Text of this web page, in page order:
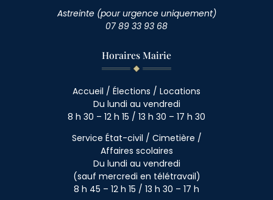
Astreinte (pour urgence uniquement)
07 89 33 93 68
Horaires Mairie
Accueil / Élections / Locations
Du lundi au vendredi
8 h 30 – 12 h 15 / 13 h 30 – 17 h 30
Service État-civil / Cimetière /
Affaires scolaires
Du lundi au vendredi
(sauf mercredi en télétravail)
8 h 45 – 12 h 15 / 13 h 30 – 17 h